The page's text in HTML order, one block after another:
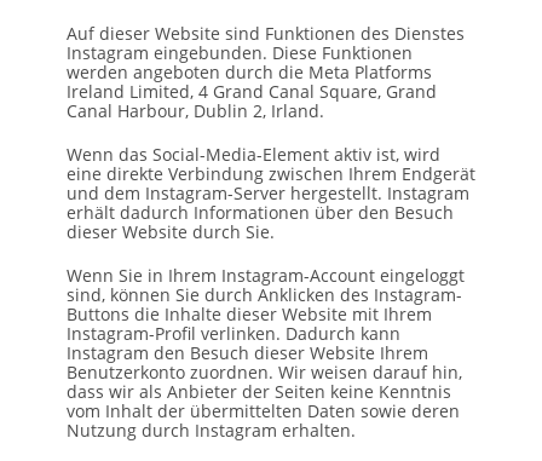
Auf dieser Website sind Funktionen des Dienstes
Instagram eingebunden. Diese Funktionen
werden angeboten durch die Meta Platforms
Ireland Limited, 4 Grand Canal Square, Grand
Canal Harbour, Dublin 2, Irland.
Wenn das Social-Media-Element aktiv ist, wird
eine direkte Verbindung zwischen Ihrem Endgerät
und dem Instagram-Server hergestellt. Instagram
erhält dadurch Informationen über den Besuch
dieser Website durch Sie.
Wenn Sie in Ihrem Instagram-Account eingeloggt
sind, können Sie durch Anklicken des Instagram-
Buttons die Inhalte dieser Website mit Ihrem
Instagram-Profil verlinken. Dadurch kann
Instagram den Besuch dieser Website Ihrem
Benutzerkonto zuordnen. Wir weisen darauf hin,
dass wir als Anbieter der Seiten keine Kenntnis
vom Inhalt der übermittelten Daten sowie deren
Nutzung durch Instagram erhalten.